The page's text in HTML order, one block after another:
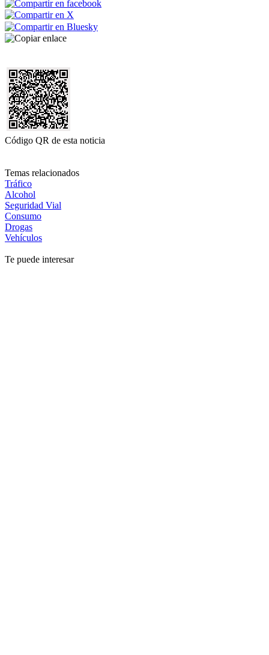
Código QR de esta noticia
Temas relacionados
Tráfico
Alcohol
Seguridad Vial
Consumo
Drogas
Vehículos
Te puede interesar